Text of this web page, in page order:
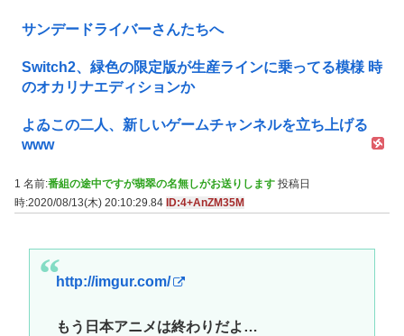
サンデードライバーさんたちへ
Switch2、緑色の限定版が生産ラインに乗ってる模様 時
のオカリナエディションか
よゐこの二人、新しいゲームチャンネルを立ち上げる
www
1 名前:番組の途中ですが翡翠の名無しがお送りします 投稿日
時:2020/08/13(木) 20:10:29.84 ID:4+AnZM35M
http://imgur.com/
もう日本アニメは終わりだよ…